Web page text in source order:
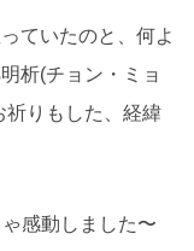
ていたのと、何よ
析(チョン・ミョ
祈りもした、経緯
感動しました〜